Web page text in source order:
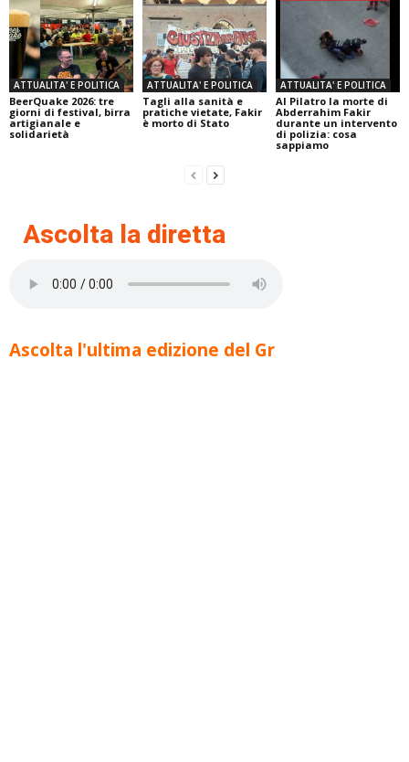
ATTUALITA' E POLITICA
BeerQuake 2026: tre
giorni di festival, birra
artigianale e
solidarietà
ATTUALITA' E POLITICA
Tagli alla sanità e
pratiche vietate, Fakir
è morto di Stato
ATTUALITA' E POLITICA
Al Pilatro la morte di
Abderrahim Fakir
durante un intervento
di polizia: cosa
sappiamo
Ascolta la diretta
Ascolta l'ultima edizione del Gr